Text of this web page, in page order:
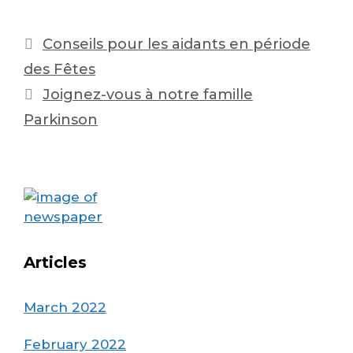
Post
navigation
Conseils pour les aidants en période
des Fêtes
Joignez-vous à notre famille
Parkinson
Articles
March 2022
February 2022